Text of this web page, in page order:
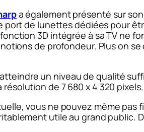
a également présenté sur
port de lunettes dédiées pour
3D intégrée à sa TV ne
de profondeur. Plus on se
un niveau de qualité
de 7 680 x 4 320 pixels.
vous ne pouvez même
utile au grand public.